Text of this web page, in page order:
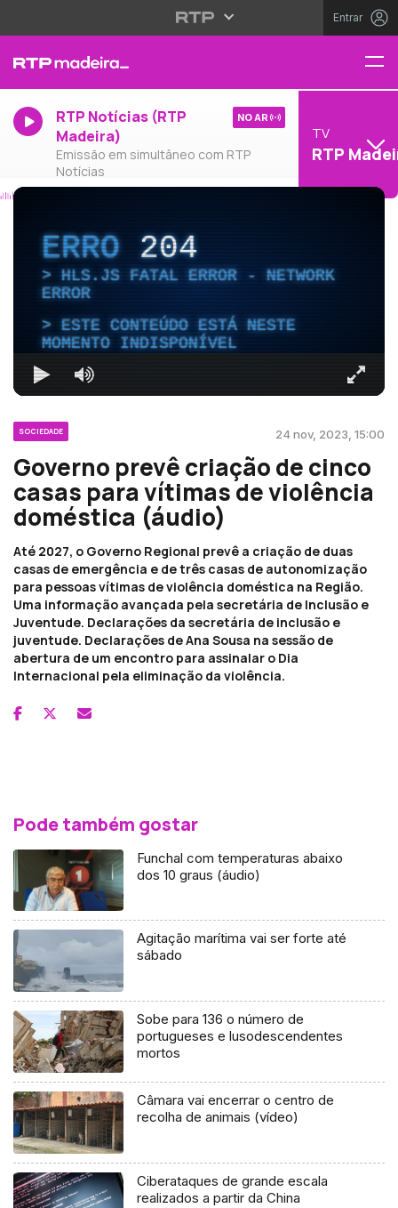
Entrar
RTP Notícias (RTP
Madeira)
Emissão em simultâneo com RTP
Notícias
NO AR
TV
RTP
ERRO204
HLS.JS FATAL ERROR - NETWORK
ERROR
ESTE CONTEÚDO ESTÁ NESTE
MOMENTO INDISPONÍVEL
SOCIEDADE 24 nov, 2023, 15:00
Governo prevê criação de cinco
casas para vítimas de violência
doméstica (áudio)
Até 2027, o Governo Regional prevê a criação de duas
casas de emergência e de três casas de autonomização
para pessoas vítimas de violência doméstica na Região.
Uma informação avançada pela secretária de Inclusão e
Juventude. Declarações da secretária de inclusão e
juventude. Declarações de Ana Sousa na sessão de
abertura de um encontro para assinalar o Dia
Internacional pela eliminação da violência.
Pode também gostar
Funchal com temperaturas abaixo
dos 10 graus (áudio)
Agitação marítima vai ser forte até
sábado
Sobe para 136 o número de
portugueses e lusodescendentes
mortos
Câmara vai encerrar o centro de
recolha de animais (vídeo)
Ciberataques de grande escala
realizados a partir da China